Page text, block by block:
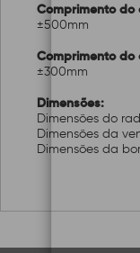
Comprimento
±500mm
Comprimento
±300mm
Dimensões:
Dimensões do
Dimensões da
Dimensões da